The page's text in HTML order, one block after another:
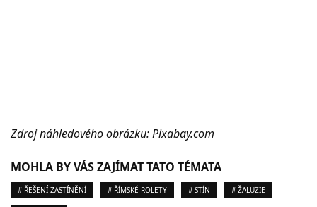
Zdroj náhledového obrázku:Pixabay.com
MOHLA BY VÁS ZAJÍMAT TATO TÉMATA
# ŘEŠENÍ ZASTÍNĚNÍ # ŘÍMSKÉ ROLETY # STÍN # ŽALUZIE